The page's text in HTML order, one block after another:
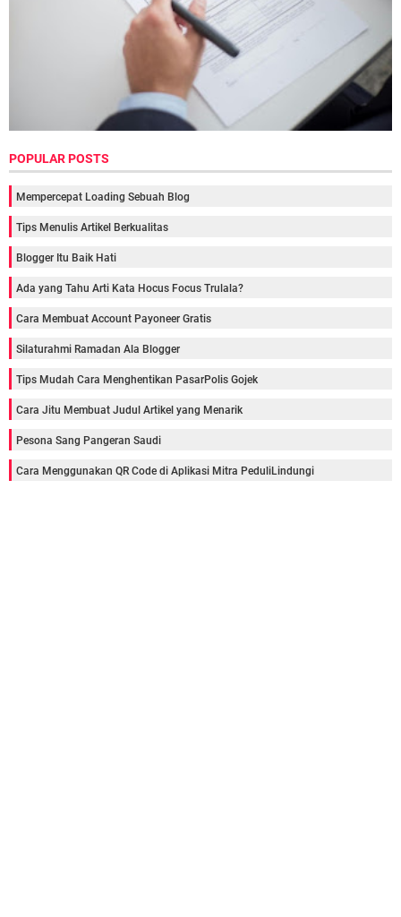
POPULAR POSTS
Mempercepat Loading Sebuah Blog
Tips Menulis Artikel Berkualitas
Blogger Itu Baik Hati
Ada yang Tahu Arti Kata Hocus Focus Trulala?
Cara Membuat Account Payoneer Gratis
Silaturahmi Ramadan Ala Blogger
Tips Mudah Cara Menghentikan PasarPolis Gojek
Cara Jitu Membuat Judul Artikel yang Menarik
Pesona Sang Pangeran Saudi
Cara Menggunakan QR Code di Aplikasi Mitra PeduliLindungi